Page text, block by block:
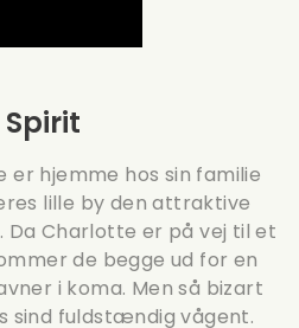
hjemme hos sin familie
lille by den attraktive
Da Charlotte er på vej til et
de begge ud for en
i koma. Men så bizart
sind fuldstændig vågent.